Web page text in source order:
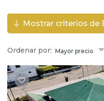
Mostrar criterios de
Ordenar por: Mayor precio